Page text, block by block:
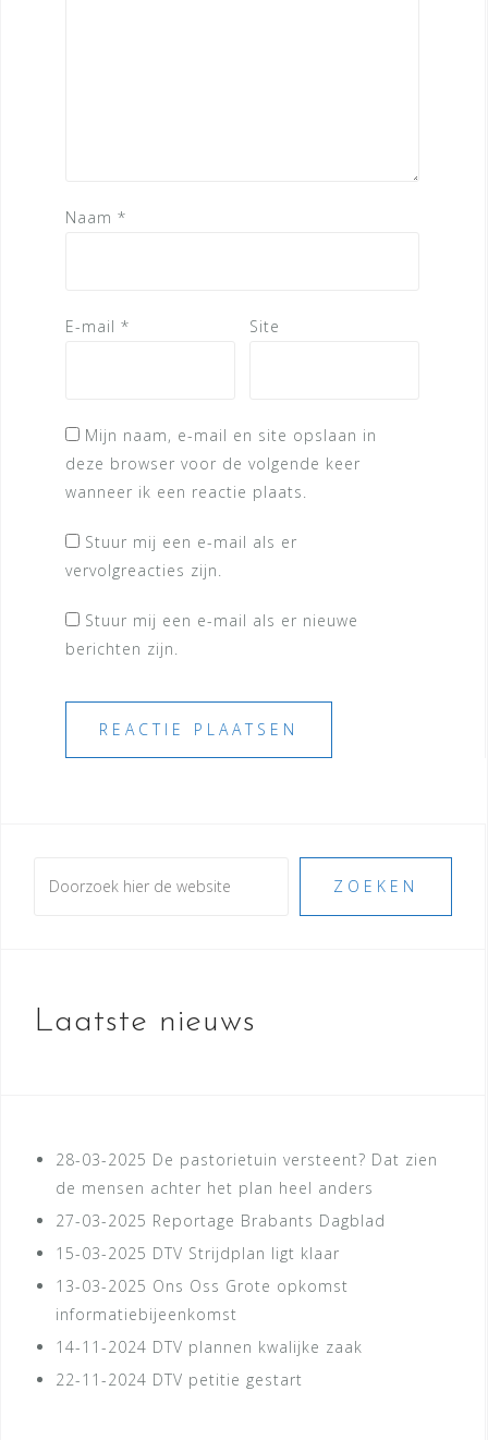
Naam *
E-mail * Site
Mijn naam, e-mail en site opslaan in
deze browser voor de volgende keer
wanneer ik een reactie plaats.
Stuur mij een e-mail als er
vervolgreacties zijn.
Stuur mij een e-mail als er nieuwe
berichten zijn.
ZOEKEN
Laatste nieuws
28-03-2025 De pastorietuin versteent? Dat zien
de mensen achter het plan heel anders
27-03-2025 Reportage Brabants Dagblad
15-03-2025 DTV Strijdplan ligt klaar
13-03-2025 Ons Oss Grote opkomst
informatiebijeenkomst
14-11-2024 DTV plannen kwalijke zaak
22-11-2024 DTV petitie gestart